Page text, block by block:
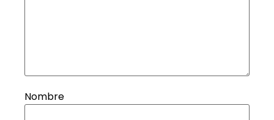
Nombre